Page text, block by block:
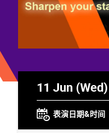
11 Jun (Wed)
表演日期&时间